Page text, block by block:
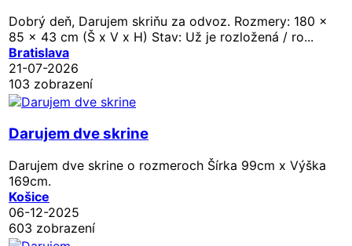
Dobrý deň, Darujem skriňu za odvoz. Rozmery: 180 x
85 x 43 cm (Š x V x H) Stav: Už je rozložená / ro...
Bratislava
21-07-2026
103 zobrazení
Darujem dve skrine
Darujem dve skrine o rozmeroch Šírka 99cm x Výška
169cm.
Košice
06-12-2025
603 zobrazení